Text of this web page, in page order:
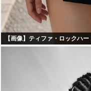
【画像】ティファ・ロックハ